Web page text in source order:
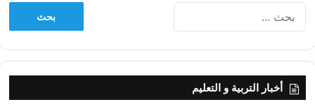
عن:
أخبار التربية و التعليم